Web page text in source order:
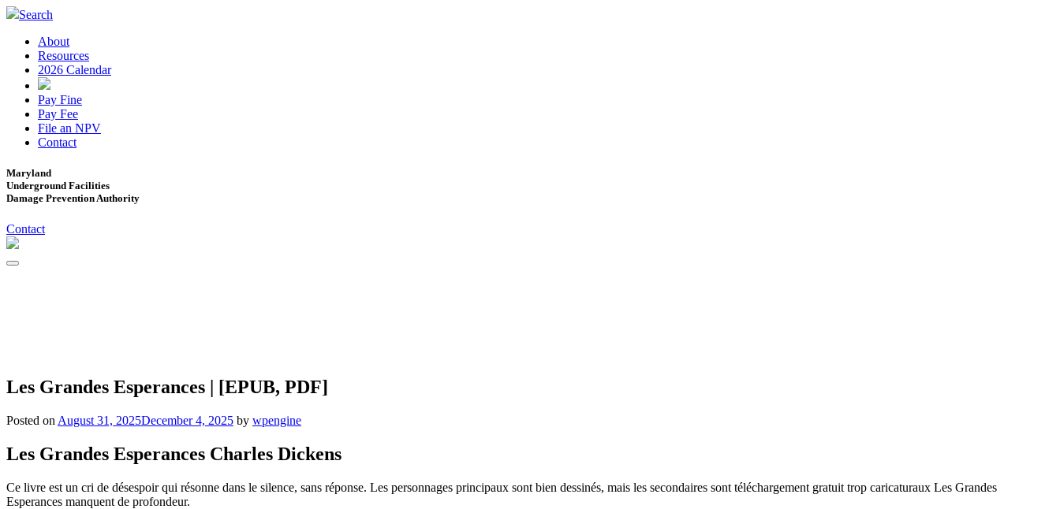
Search
About
Resources
2026 Calendar
Pay Fine
Pay Fee
File an NPV
Contact
Maryland
Underground Facilities
Damage Prevention Authority
Contact
Les Grandes Esperances | [EPUB, PDF]
Posted on August 31, 2025December 4, 2025 by wpengine
Les Grandes Esperances Charles Dickens
Ce livre est un cri de désespoir qui résonne dans le silence, sans réponse. Les personnages principaux sont bien dessinés, mais les secondaires sont téléchargement gratuit trop caricaturaux Les Grandes
Esperances manquent de profondeur.